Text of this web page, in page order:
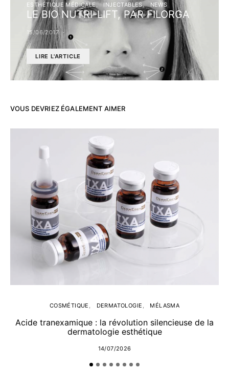
ESTHÉTIQUE MÉDICALE INJECTABLES NEWS
LE BIO NUTRI-LIFT, PAR FILORGA
15/06/2017
LIRE L'ARTICLE
VOUS DEVRIEZ ÉGALEMENT AIMER
COSMÉTIQUE DERMATOLOGIE MÉLASMA
Acide tranexamique : la révolution silencieuse de la
dermatologie esthétique
14/07/2026